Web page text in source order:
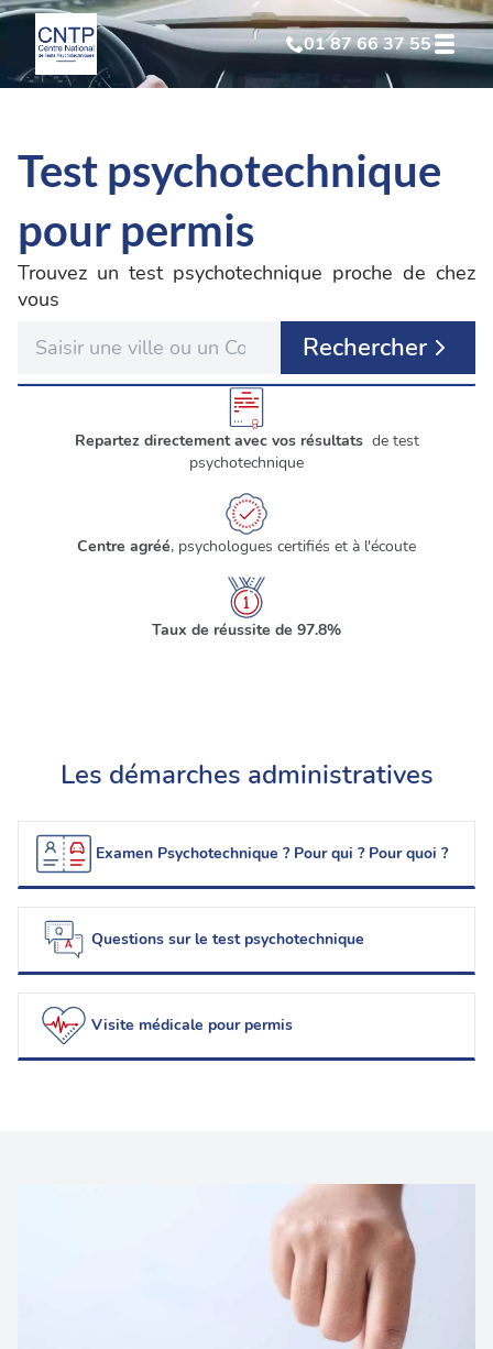
01 87 66 37 55
Test Psychotechniquesuite à annulation
Test Psychotechniquesuite à invalidation
Test Psychotechnique
Test psychotechnique
pour permis
Trouvez un test psychotechnique proche de chez
vous
Rechercher
Repartez directement avec vos résultats de test
psychotechnique
Centre agréé, psychologues certifiés et à l'écoute
Taux de réussite de 97.8%
Les démarches administratives
Examen Psychotechnique ? Pour qui ? Pour quoi ?
Questions sur le test psychotechnique
Visite médicale pour permis